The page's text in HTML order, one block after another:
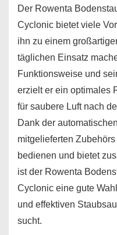
Der Rowenta
Cyclonic bietet viele
ihn zu einem
täglichen Einsatz
Funktionsweise und
erzielt er ein optimales
für saubere Luft nach
Dank der
mitgelieferten
bedienen und bietet
ist der Rowenta
Cyclonic eine gute
und effektiven
sucht.